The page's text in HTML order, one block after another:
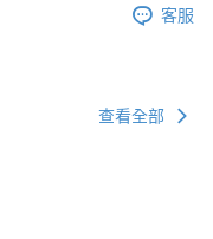
客服
查看全部